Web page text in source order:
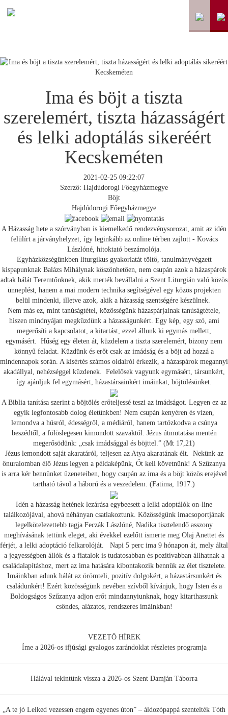
Ima és böjt a tiszta
szerelemért, tiszta házasságért
és lelki adoptálás sikeréért
Kecskeméten
2021-02-25 09:22:07
Szerző: Hajdúdorogi Főegyházmegye
Böjt
Hajdúdorogi Főegyházmegye
A Házasság hete a szórványban is kiemelkedő rendezvénysorozat, amit az idén
felülírt a járványhelyzet, így leginkább az online térben zajlott - Kovács
Lászlóné, hitoktató beszámolója.
Egyházközségünkben liturgikus gyakorlatát töltő, tanulmányvégzett
kispapunknak Balázs Mihálynak köszönhetően, nem csupán azok a házaspárok
adtak hálát Teremtőnknek, akik merték bevállalni a Szent Liturgián való közös
ünneplést, hanem a mai modern technika segítségével egy közös projekten
belül mindenki, illetve azok, akik a házasság szentségére készülnek.
Nem más ez, mint tanúságtétel, közösségünk házaspárjainak tanúságtétele,
hiszen mindnyájan megküzdünk a házasságunkért. Egy kép, egy szó, ami
megerősíti a kapcsolatot, a kitartást, ezzel állunk ki egymás mellett,
egymásért. Hűség egy életen át, küzdelem a tiszta szerelemért, bizony nem
könnyű feladat. Küzdünk és erőt csak az imádság és a böjt ad hozzá a
mindennapok során. A kísértés számos oldalról érkezik, a házaspárok megannyi
akadállyal, nehézséggel küzdenek. Felelősek vagyunk egymásért, társunkért,
így ajánljuk fel egymásért, házastársainkért imáinkat, böjtölésünket.
A Biblia tanítása szerint a böjtölés erőteljessé teszi az imádságot. Legyen ez az
egyik legfontosabb dolog életünkben! Nem csupán kenyéren és vízen,
lemondva a húsról, édességről, a médiáról, hanem tartózkodva a csúnya
beszédtől, a fölöslegesen kimondott szavaktól. Jézus útmutatása mentén
megerősödünk: „csak imádsággal és böjttel.” (Mt 17,21)
Jézus lemondott saját akaratáról, teljesen az Atya akaratának élt. Nekünk az
önuralomban élő Jézus legyen a példaképünk, Őt kell követnünk! A Szűzanya
is arra kér bennünket üzeneteiben, hogy csupán az ima és a böjt közös erejével
tartható távol a háború és a veszedelem. (Fatima, 1917.)
Idén a házasság hetének lezárása egybeesett a lelki adoptálók on-line
találkozójával, ahová néhányan csatlakoztunk. Közösségünk imacsoportjának
legelkötelezettebb tagja Feczák Lászlóné, Nadika tisztelendő asszony
meghívásának tettünk eleget, aki évekkel ezelőtt ismerte meg Olaj Anettet és
férjét, a lelki adoptáció felkarolóját. Napi 5 perc ima 9 hónapon át, mely által
a jegyességben állók és a fiatalok is tudatosabban és pozitívabban állhatnak a
családalapításhoz, mert az ima hatására kibontakozik bennük az élet tisztelete.
Imáinkban adunk hálát az örömteli, pozitív dolgokért, a házastársunkért és
családunkért! Ezért közösségünk nevében szívből kívánjuk, hogy Isten és a
Boldogságos Szűzanya adjon erőt mindannyiunknak, hogy kitarthassunk
csöndes, alázatos, rendszeres imáinkban!
VEZETŐ HÍREK
Íme a 2026-os ifjúsági gyalogos zarándoklat részletes programja
Hálával tekintünk vissza a 2026-os Szent Damján Táborra
„A te jó Lelked vezessen engem egyenes úton” – áldozópappá szentelték Tóth